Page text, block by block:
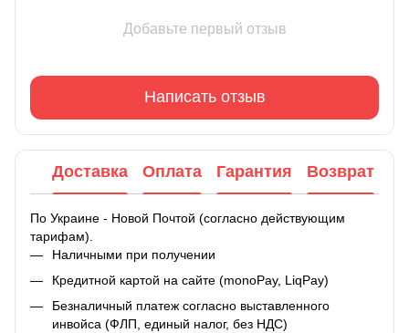
Добавьте первый отзыв
Написать отзыв
Доставка Оплата Гарантия Возврат
По Украине - Новой Почтой (согласно действующим
тарифам).
Наличными при получении
Кредитной картой на сайте (monoPay, LiqPay)
Безналичный платеж согласно выставленного
инвойса (ФЛП, единый налог, без НДС)